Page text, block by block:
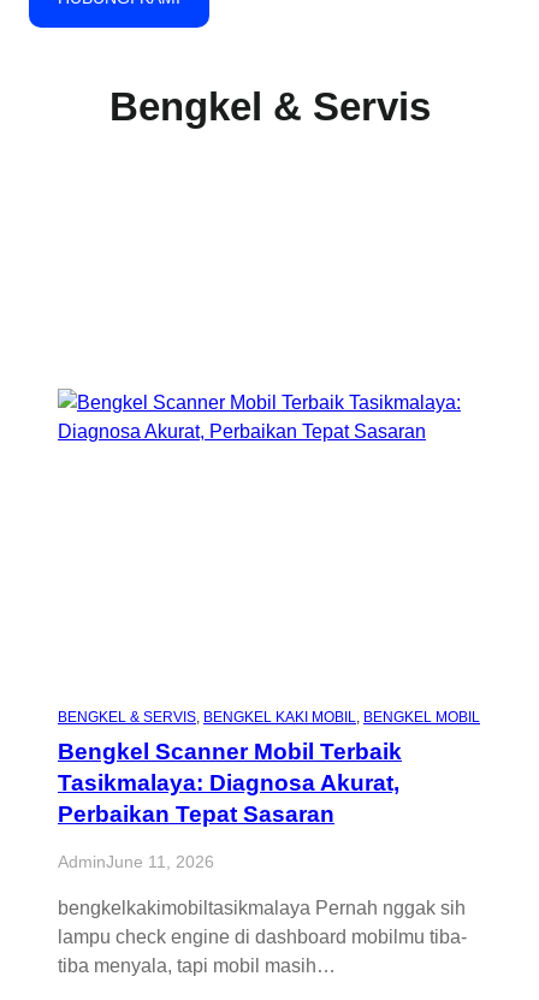
Bengkel & Servis
BENGKEL & SERVIS, BENGKEL KAKI MOBIL, BENGKEL MOBIL
Bengkel Scanner Mobil Terbaik
Tasikmalaya: Diagnosa Akurat,
Perbaikan Tepat Sasaran
AdminJune 11, 2026
bengkelkakimobiltasikmalaya Pernah nggak sih
lampu check engine di dashboard mobilmu tiba-
tiba menyala, tapi mobil masih…